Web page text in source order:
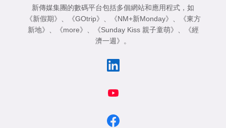
新傳媒集團的數碼平台包括多個網站和應用程式，如
《新假期》
《GOtrip》 《NM+新Monday》
《東方
新地》
《more》 《Sunday Kiss 親子童萌》
《經
濟一週》
。